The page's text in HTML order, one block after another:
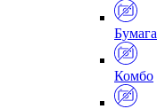
Бумага
Комбо